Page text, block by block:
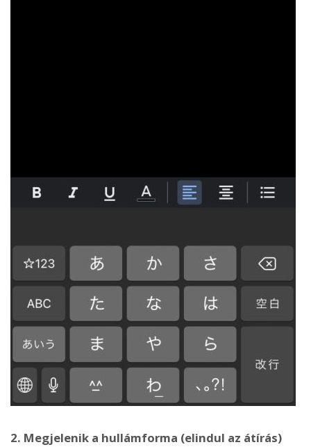
2. Megjelenik a hullámforma (elindul az átírás)